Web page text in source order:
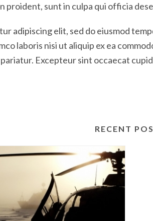
proident, sunt in culpa qui officia
adipiscing elit, sed do eiusmod
laboris nisi ut aliquip ex ea
Excepteur sint occaecat
RECENT